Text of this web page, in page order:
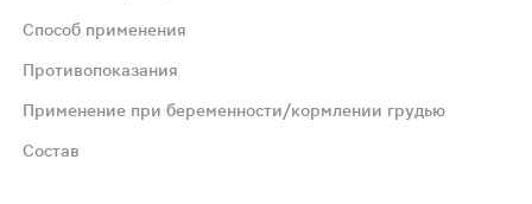
галлат
проконсультироваться с врачом. Не
Способ применения
Противопоказания
Применение при беременности/кормлении грудью
Состав